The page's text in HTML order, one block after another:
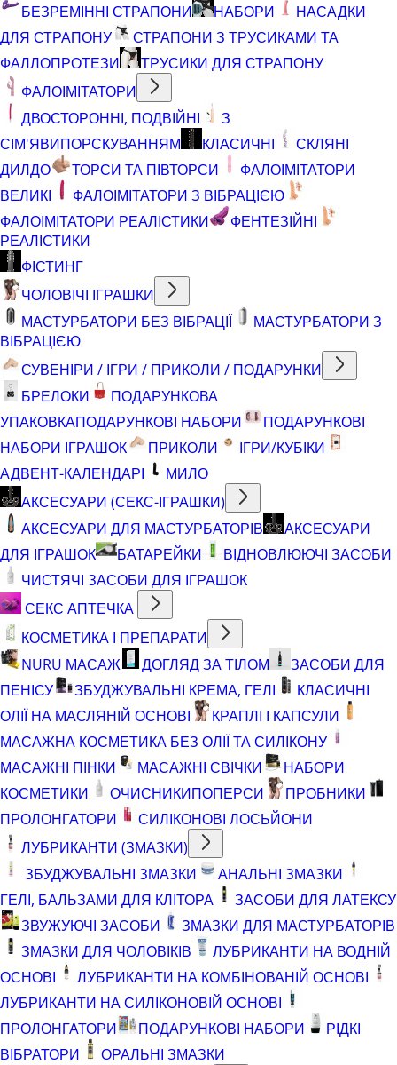
БЕЗРЕМІННІ СТРАПОНИ
НАБОРИ
НАСАДКИ
ДЛЯ СТРАПОНУ
СТРАПОНИ З ТРУСИКАМИ ТА
ФАЛЛОПРОТЕЗИ
ТРУСИКИ ДЛЯ СТРАПОНУ
ФАЛОІМІТАТОРИ
ДВОСТОРОННІ, ПОДВІЙНІ
З
СІМ'ЯВИПОРСКУВАННЯМ
КЛАСИЧНІ
СКЛЯНІ
ДИЛДО
ТОРСИ ТА ПІВТОРСИ
ФАЛОІМІТАТОРИ
ВЕЛИКІ
ФАЛОІМІТАТОРИ З ВІБРАЦІЄЮ
ФАЛОІМІТАТОРИ РЕАЛІСТИКИ
ФЕНТЕЗІЙНІ
РЕАЛІСТИКИ
ФІСТИНГ
ЧОЛОВІЧІ ІГРАШКИ
МАСТУРБАТОРИ БЕЗ ВІБРАЦІЇ
МАСТУРБАТОРИ З
ВІБРАЦІЄЮ
СУВЕНІРИ / ІГРИ / ПРИКОЛИ / ПОДАРУНКИ
БРЕЛОКИ
ПОДАРУНКОВА
УПАКОВКАПОДАРУНКОВІ НАБОРИ
ПОДАРУНКОВІ
НАБОРИ ІГРАШОК
ПРИКОЛИ
ІГРИ/КУБІКИ
АДВЕНТ-КАЛЕНДАРІ
МИЛО
АКСЕСУАРИ (СЕКС-ІГРАШКИ)
АКСЕСУАРИ ДЛЯ МАСТУРБАТОРІВ
АКСЕСУАРИ
ДЛЯ ІГРАШОК
БАТАРЕЙКИ
ВІДНОВЛЮЮЧІ ЗАСОБИ
ЧИСТЯЧІ ЗАСОБИ ДЛЯ ІГРАШОК
СЕКС АПТЕЧКА
КОСМЕТИКА І ПРЕПАРАТИ
NURU МАСАЖ
ДОГЛЯД ЗА ТІЛОМ
ЗАСОБИ ДЛЯ
ПЕНІСУ
ЗБУДЖУВАЛЬНІ КРЕМА, ГЕЛІ
КЛАСИЧНІ
ОЛІЇ НА МАСЛЯНІЙ ОСНОВІ
КРАПЛІ І КАПСУЛИ
МАСАЖНА КОСМЕТИКА БЕЗ ОЛІЇ ТА СИЛІКОНУ
МАСАЖНІ ПІНКИ
МАСАЖНІ СВІЧКИ
НАБОРИ
КОСМЕТИКИ
ОЧИСНИКИПОПЕРСИ
ПРОБНИКИ
ПРОЛОНГАТОРИ
СИЛІКОНОВІ ЛОСЬЙОНИ
ЛУБРИКАНТИ (ЗМАЗКИ)
ЗБУДЖУВАЛЬНІ ЗМАЗКИ
АНАЛЬНІ ЗМАЗКИ
ГЕЛІ, БАЛЬЗАМИ ДЛЯ КЛІТОРА
ЗАСОБИ ДЛЯ ЛАТЕКСУ
ЗВУЖУЮЧІ ЗАСОБИ
ЗМАЗКИ ДЛЯ МАСТУРБАТОРІВ
ЗМАЗКИ ДЛЯ ЧОЛОВІКІВ
ЛУБРИКАНТИ НА ВОДНІЙ
ОСНОВІ
ЛУБРИКАНТИ НА КОМБІНОВАНІЙ ОСНОВІ
ЛУБРИКАНТИ НА СИЛІКОНОВІЙ ОСНОВІ
ПРОЛОНГАТОРИ
ПОДАРУНКОВІ НАБОРИ
РІДКІ
ВІБРАТОРИ
ОРАЛЬНІ ЗМАЗКИ